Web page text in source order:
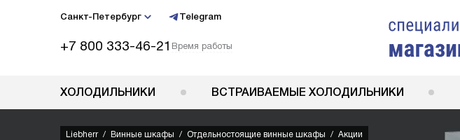
Санкт-Петербург Telegram
+7 800 333-46-21 Время работы
ХОЛОДИЛЬНИКИ ВСТРАИВАЕМЫЕ ХОЛОДИЛЬНИКИ
Liebherr Винные шкафы Отдельностоящие винные шкафы Акции